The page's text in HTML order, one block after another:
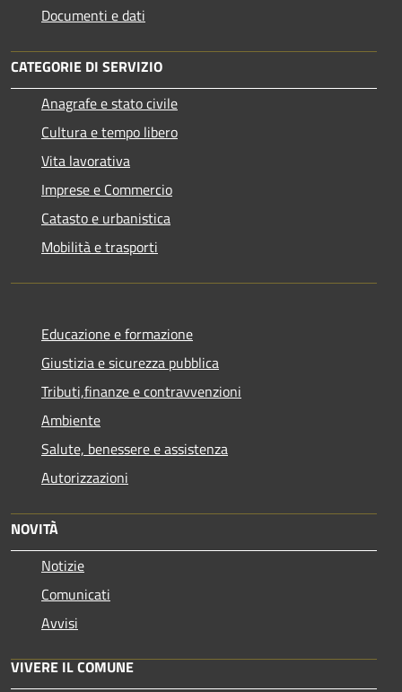
Documenti e dati
CATEGORIE DI SERVIZIO
Anagrafe e stato civile
Cultura e tempo libero
Vita lavorativa
Imprese e Commercio
Catasto e urbanistica
Mobilità e trasporti
Educazione e formazione
Giustizia e sicurezza pubblica
Tributi,finanze e contravvenzioni
Ambiente
Salute, benessere e assistenza
Autorizzazioni
NOVITÀ
Notizie
Comunicati
Avvisi
VIVERE IL COMUNE